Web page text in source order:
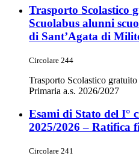
Trasporto Scolastico
Scuolabus alunni
di Sant’Agata di
Circolare 244
Trasporto Scolastico
Primaria a.s. 2026/2027
Esami di Stato del I°
2025/2026 – Ratifica
Circolare 241